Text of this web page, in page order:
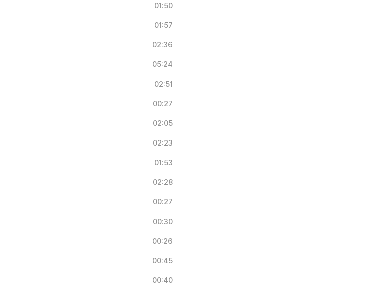
01:50
01:57
02:36
05:24
02:51
00:27
02:05
02:23
01:53
02:28
00:27
00:30
00:26
00:45
00:40